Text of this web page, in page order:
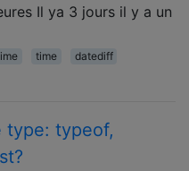
Il ya 3 jours il y a un
time
datediff
type: typeof,